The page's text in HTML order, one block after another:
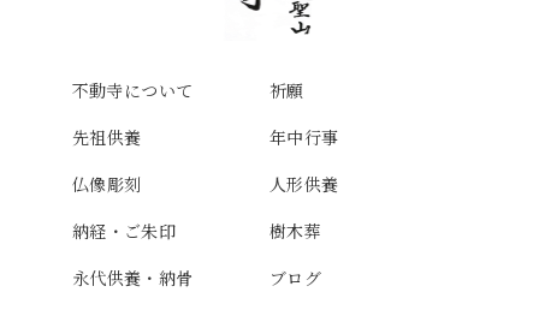
不動寺について
祈願
先祖供養
年中行事
仏像彫刻
人形供養
納経・ご朱印
樹木葬
永代供養・納骨
ブログ